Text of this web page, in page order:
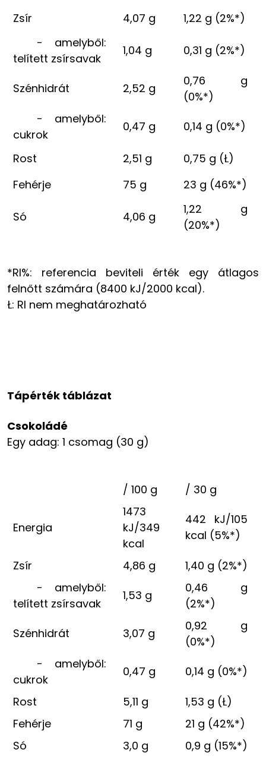
Zsír
4,07 g
1,22 g (2%*)
- amelyből:
telített zsírsavak
1,04 g 0,31 g (2%*)
Szénhidrát 2,52 g
0,76 g
(0%*)
- amelyből:
cukrok
0,47 g 0,14 g (0%*)
Rost 2,51 g
0,75 g (Ł)
Fehérje
75 g 23 g (46%*)
Só 4,06 g
1,22 g
(20%*)
*RI%: referencia beviteli érték egy átlagos
felnőtt számára (8400 kJ/2000 kcal).
Ł: RI nem meghatározható
Tápérték táblázat
Csokoládé
Egy adag: 1 csomag (30 g)
/ 100 g / 30 g
Energia
1473
kJ/349
kcal
442 kJ/105
kcal (5%*)
Zsír 4,86 g
1,40 g (2%*)
- amelyből:
telített zsírsavak
1,53 g
0,46 g
(2%*)
Szénhidrát
3,07 g
0,92 g
(0%*)
- amelyből:
cukrok
0,47 g 0,14 g (0%*)
Rost 5,11 g
1,53 g (Ł)
Fehérje
71 g
21 g (42%*)
Só
3,0 g 0,9 g (15%*)